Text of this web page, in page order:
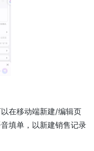
在移动端新建/编辑页
填单，以新建销售记录